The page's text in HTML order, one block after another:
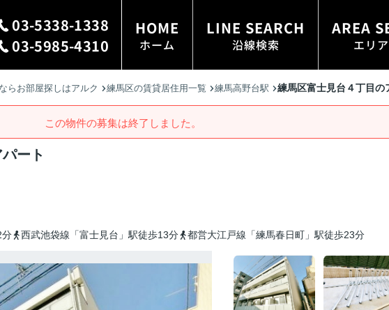
03-5338-1338
03-5985-4310
HOME
ホーム
LINE SEARCH
沿線検索
AREA
エリ
らお部屋探しはアルク 練馬区の賃貸居住用一覧 練馬高野台駅 練馬区富士見台４丁目の
この物件の募集は終了しました。
ート
分
西武池袋線「富士見台」駅徒歩13分 都営大江戸線「練馬春日町」駅徒歩23分